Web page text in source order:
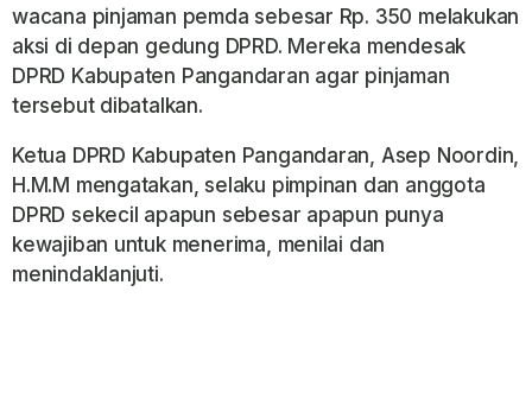
wacana pinjaman pemda sebesar Rp. 350 melakukan
aksi di depan gedung DPRD. Mereka mendesak
DPRD Kabupaten Pangandaran agar pinjaman
tersebut dibatalkan.
Ketua DPRD Kabupaten Pangandaran, Asep Noordin,
H.M.M mengatakan, selaku pimpinan dan anggota
DPRD sekecil apapun sebesar apapun punya
kewajiban untuk menerima, menilai dan
menindaklanjuti.